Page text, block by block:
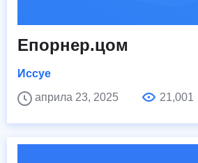
Епорнер.цом
Иссуе
априла 23, 2025
21,001